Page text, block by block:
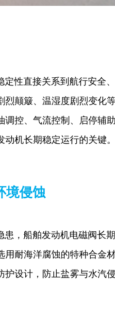
性直接关系到航行安全
颠簸、温湿度剧烈变
控、气流控制、启停
机长期稳定运行的关键。
境侵蚀
，船舶发动机电磁阀长
耐海洋腐蚀的特种合
设计，防止盐雾与水